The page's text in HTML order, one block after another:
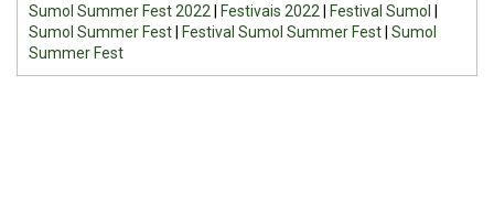
Sumol Summer Fest 2022 Festivais 2022 Festival Sumol
Sumol Summer Fest
Festival Sumol Summer Fest Sumol
Summer Fest